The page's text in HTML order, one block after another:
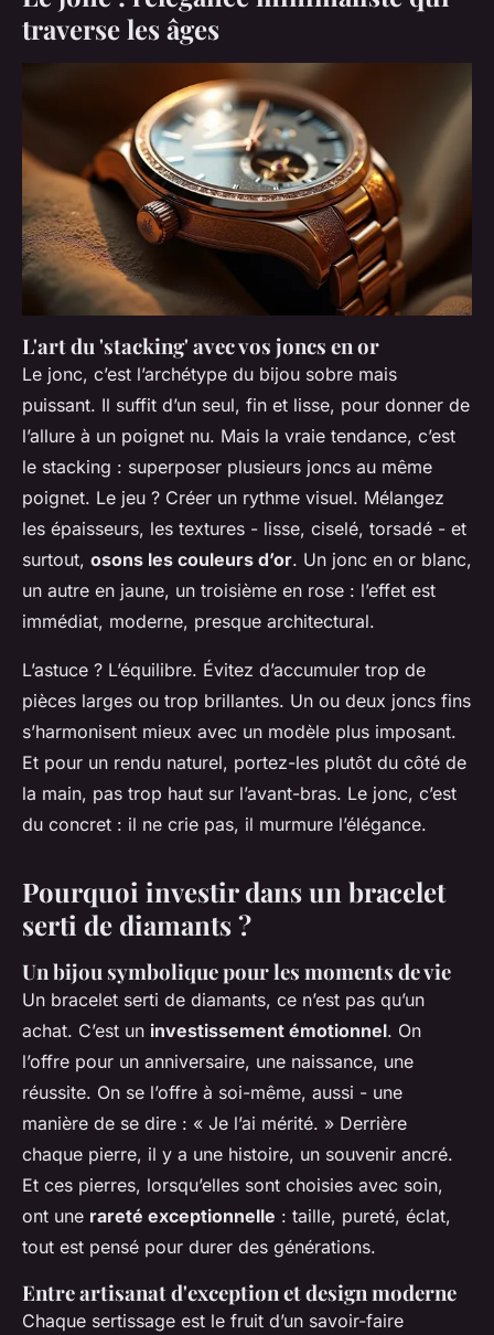
traverse les âges
L'art du 'stacking' avec vos joncs en or
Le jonc, c’est l’archétype du bijou sobre mais
puissant. Il suffit d’un seul, fin et lisse, pour donner de
l’allure à un poignet nu. Mais la vraie tendance, c’est
le stacking : superposer plusieurs joncs au même
poignet. Le jeu ? Créer un rythme visuel. Mélangez
les épaisseurs, les textures - lisse, ciselé, torsadé - et
surtout, osons les couleurs d’or. Un jonc en or blanc,
un autre en jaune, un troisième en rose : l’effet est
immédiat, moderne, presque architectural.
L’astuce ? L’équilibre. Évitez d’accumuler trop de
pièces larges ou trop brillantes. Un ou deux joncs fins
s’harmonisent mieux avec un modèle plus imposant.
Et pour un rendu naturel, portez-les plutôt du côté de
la main, pas trop haut sur l’avant-bras. Le jonc, c’est
du concret : il ne crie pas, il murmure l’élégance.
Pourquoi investir dans un bracelet
serti de diamants ?
Un bijou symbolique pour les moments de vie
Un bracelet serti de diamants, ce n’est pas qu’un
achat. C’est un investissement émotionnel. On
l’offre pour un anniversaire, une naissance, une
réussite. On se l’offre à soi-même, aussi - une
manière de se dire : « Je l’ai mérité. » Derrière
chaque pierre, il y a une histoire, un souvenir ancré.
Et ces pierres, lorsqu’elles sont choisies avec soin,
ont une rareté exceptionnelle : taille, pureté, éclat,
tout est pensé pour durer des générations.
Entre artisanat d'exception et design moderne
Chaque sertissage est le fruit d’un savoir-faire